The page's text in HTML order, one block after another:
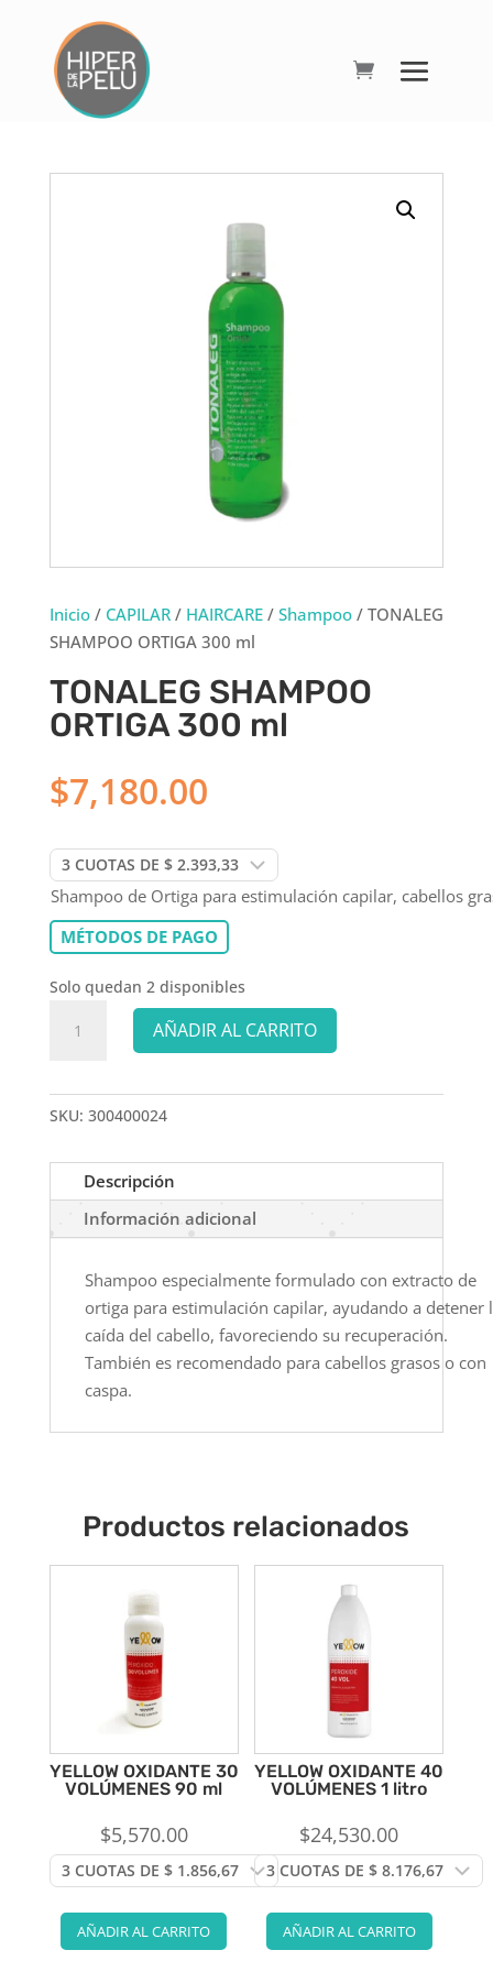
Inicio/ CAPILAR/ HAIRCARE/ Shampoo/ TONALEG
SHAMPOO ORTIGA 300 ml
TONALEG SHAMPOO
ORTIGA 300 ml
$7,180.00
Shampoo de Ortiga para estimulación capilar, cabellos
MÉTODOS DE PAGO
Solo quedan 2 disponibles
SHAMPOO
300
ml
AÑADIR AL CARRITO
SKU: 300400024
Descripción
Información adicional
Shampoo especialmente formulado con extracto de
ortiga para estimulación capilar, ayudando a detener
caída del cabello, favoreciendo su recuperación.
También es recomendado para cabellos grasos o con
caspa.
Productos relacionados
YELLOW OXIDANTE 30
VOLÚMENES 90 ml
$5,570.00
AÑADIR AL CARRITO
YELLOW OXIDANTE 40
VOLÚMENES 1 litro
$24,530.00
AÑADIR AL CARRITO